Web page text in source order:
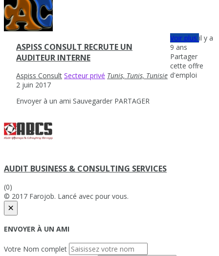
ASPISS CONSULT RECRUTE UN
AUDITEUR INTERNE
Aspiss Consult Secteur privé Tunis, Tunis, Tunisie
2 juin 2017
Envoyer à un ami Sauvegarder PARTAGER
Voir plusil y a
9 ans
Partager
cette offre
d'emploi
AUDIT BUSINESS & CONSULTING SERVICES
(0)
© 2017 Farojob. Lancé avec pour vous.
×
ENVOYER À UN AMI
Votre Nom complet